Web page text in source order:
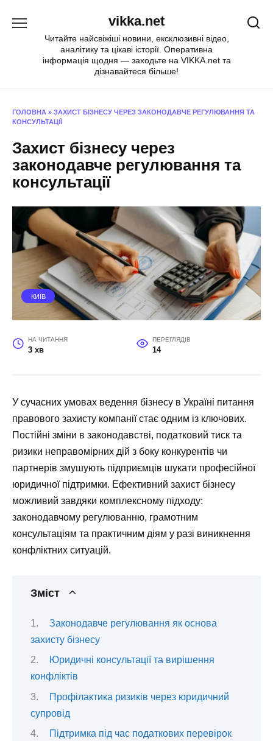
vikka.net
Читайте найсвіжіші новини, ексклюзивні відео,
аналітику та цікаві історії. Оперативна
інформація щодня — заходьте на VIKKA.net та
дізнавайтеся більше!
ГОЛОВНА » ЗАХИСТ БІЗНЕСУ ЧЕРЕЗ ЗАКОНОДАВЧЕ РЕГУЛЮВАННЯ ТА
КОНСУЛЬТАЦІЇ
Захист бізнесу через
законодавче регулювання та
консультації
КИЇВ
НА ЧИТАННЯ
3 хв
ПЕРЕГЛЯДІВ
14
У сучасних умовах ведення бізнесу в Україні питання
правового захисту компанії стає одним із ключових.
Постійні зміни в законодавстві, податковий тиск та
ризики неправомірних дій з боку конкурентів чи
партнерів змушують підприємців шукати професійної
юридичної підтримки. Ефективний захист бізнесу
можливий завдяки комплексному підходу:
законодавчому регулюванню, грамотним
консультаціям та практичним діям у разі виникнення
конфліктних ситуацій.
Зміст
Законодавче регулювання як основа
захисту бізнесу
Юридичні консультації та вирішення
конфліктів
Профілактика ризиків через юридичний
супровід
Підтримка під час податкових перевірок